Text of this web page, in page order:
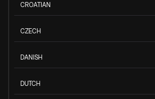
CROATIAN
CZECH
DANISH
DUTCH